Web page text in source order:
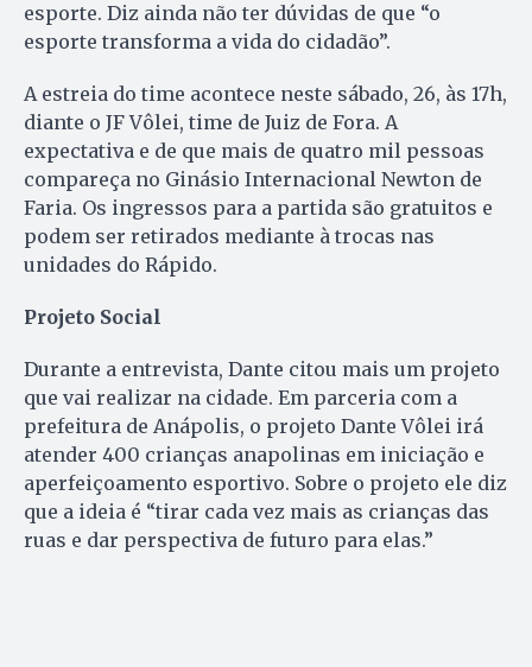
esporte. Diz ainda não ter dúvidas de que “o
esporte transforma a vida do cidadão”.
A estreia do time acontece neste sábado, 26, às 17h,
diante o JF Vôlei, time de Juiz de Fora. A
expectativa e de que mais de quatro mil pessoas
compareça no Ginásio Internacional Newton de
Faria. Os ingressos para a partida são gratuitos e
podem ser retirados mediante à trocas nas
unidades do Rápido.
Projeto Social
Durante a entrevista, Dante citou mais um projeto
que vai realizar na cidade. Em parceria com a
prefeitura de Anápolis, o projeto Dante Vôlei irá
atender 400 crianças anapolinas em iniciação e
aperfeiçoamento esportivo. Sobre o projeto ele diz
que a ideia é “tirar cada vez mais as crianças das
ruas e dar perspectiva de futuro para elas.”